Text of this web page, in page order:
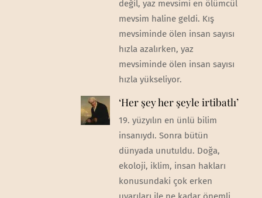
değil, yaz mevsimi en ölümcül
mevsim haline geldi. Kış
mevsiminde ölen insan sayısı
hızla azalırken, yaz
mevsiminde ölen insan sayısı
hızla yükseliyor.
‘Her şey her şeyle irtibatlı’
19. yüzyılın en ünlü bilim
insanıydı. Sonra bütün
dünyada unutuldu. Doğa,
ekoloji, iklim, insan hakları
konusundaki çok erken